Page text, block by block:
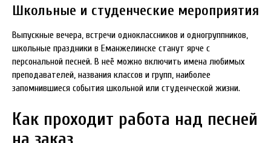
Школьные и студенческие мероприятия
Выпускные вечера, встречи одноклассников и одногруппников,
школьные праздники в Еманжелинске станут ярче с
персональной песней. В неё можно включить имена любимых
преподавателей, названия классов и групп, наиболее
запомнившиеся события школьной или студенческой жизни.
Как проходит работа над песней